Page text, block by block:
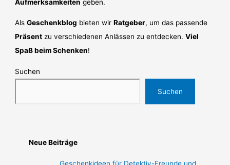
Aufmerksamkeiten geben.
AlsGeschenkblog bieten wirRatgeber, um das passende
Präsent zu verschiedenen Anlässen zu entdecken.Viel
Spaß beim Schenken!
Suchen
Suchen
Neue Beiträge